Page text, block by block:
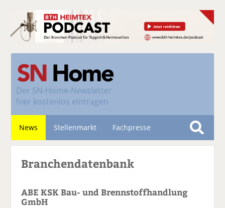
Der SN-Home-Newsletter
hier kostenlos eintragen
News Stellenmarkt Fachpresse
S
Branchendatenbank
ABE KSK Bau- und Brennstoffhandlung
GmbH